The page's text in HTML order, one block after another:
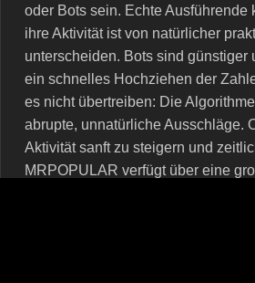
oder Bots sein. Echte Ausführende
ihre Aktivität ist von natürlicher
unterscheiden. Bots sind günstiger
ein schnelles Hochziehen der
es nicht übertreiben: Die
abrupte, unnatürliche Ausschläge.
Aktivität sanft zu steigern und
MRPOPULAR verfügt über eine